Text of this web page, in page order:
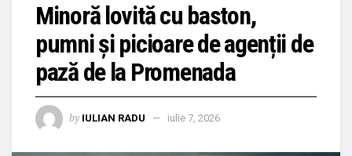
Minoră lovită cu baston,
pumni și picioare de agenții de
pază de la Promenada
by IULIAN RADU iulie 7, 2026